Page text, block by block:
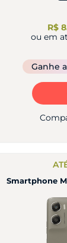
R$
ou em
Ganhe
Smartphone